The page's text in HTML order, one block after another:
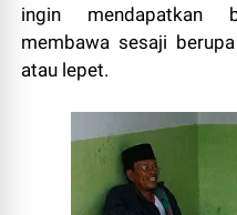
ingin mendapatkan
membawa sesaji
atau lepet.